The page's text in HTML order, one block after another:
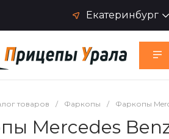
Екатеринбург
товаров / Фаркопы / Фаркопы
Mercedes